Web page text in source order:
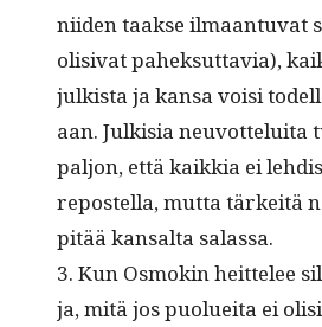
niiden taakse ilmaan­tu­vat
oli­si­vat pahek­sut­tavia),
julk­ista ja kansa voisi
aan. Julk­isia neu­vot­telui­ta
paljon, että kaikkia ei
repostel­la, mut­ta tärkeitä
pitää kansalta salassa.
3. Kun Osmokin heit­telee
ja, mitä jos puoluei­ta ei